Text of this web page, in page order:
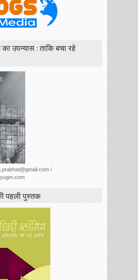
का उपन्यास : ताकि बचा रहे
/
पहली पुस्तक